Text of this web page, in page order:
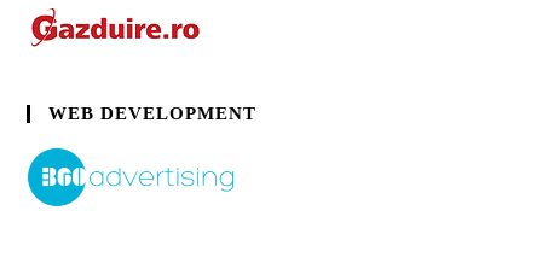
WEB DEVELOPMENT